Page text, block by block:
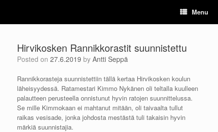
content
Menu
Hirvikosken Rannikkorastit suunnistettu
Posted on 27.6.2019 by Antti Seppä
Rannikkorasteja suunnistettiin tällä kertaa Hirvikosken koulun
läheisyydessä. Ratamestari Kimmo Nykänen oli teltalla kuulleen
palautteen perusteella onnistunut hyvin ratojen suunnittelussa.
Se mille Kimmokaan ei mahtanut mitään, oli taivaalta tullut
raikas vesisade, jonka johdosta mestästä tuli takaisin hyvin
märkiä suunnistajia.